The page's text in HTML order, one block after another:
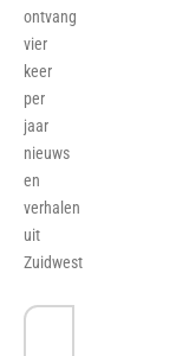
ontvang
vier
keer
per
jaar
nieuws
en
verhalen
uit
Zuidwest